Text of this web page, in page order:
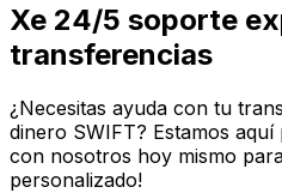
Xe 24/5 soporte
transferencias
¿Necesitas ayuda con tu
dinero SWIFT? Estamos
con nosotros hoy mismo
personalizado!